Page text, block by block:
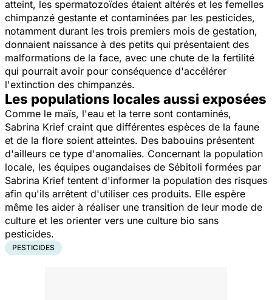
atteint, les spermatozoïdes étaient altérés et les femelles
chimpanzé gestante et contaminées par les pesticides,
notamment durant les trois premiers mois de gestation,
donnaient naissance à des petits qui présentaient des
malformations de la face, avec une chute de la fertilité
qui pourrait avoir pour conséquence d'accélérer
l'extinction des chimpanzés.
Les populations locales aussi exposées
Comme le maïs, l'eau et la terre sont contaminés,
Sabrina Krief craint que différentes espèces de la faune
et de la flore soient atteintes. Des babouins présentent
d'ailleurs ce type d'anomalies. Concernant la population
locale, les équipes ougandaises de Sébitoli formées par
Sabrina Krief tentent d'informer la population des risques
afin qu'ils arrêtent d'utiliser ces produits. Elle espère
même les aider à réaliser une transition de leur mode de
culture et les orienter vers une culture bio sans
pesticides.
PESTICIDES